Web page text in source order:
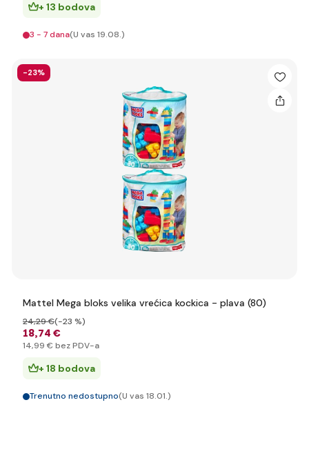
+ 13 bodova
3 - 7 dana(U vas 19.08.)
-23%
Mattel Mega bloks velika vrećica kockica - plava (80)
18,74 €
24,29 €(-23 %)
14,99 € bez PDV-a
+ 18 bodova
Trenutno nedostupno(U vas 18.01.)